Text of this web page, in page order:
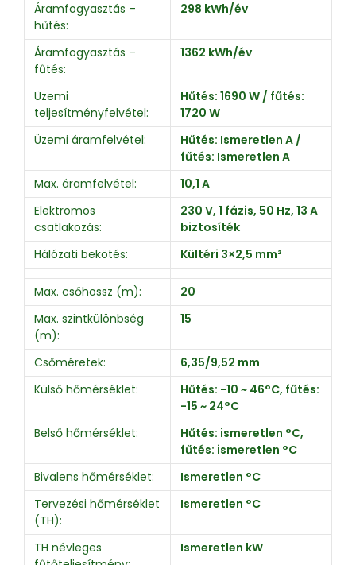
Áramfogyasztás –
hűtés:
298 kWh/év
Áramfogyasztás –
fűtés:
1362 kWh/év
Üzemi
teljesítményfelvétel:
Hűtés: 1690 W / fűtés:
1720 W
Üzemi áramfelvétel:
Hűtés: Ismeretlen A /
fűtés: Ismeretlen A
Max. áramfelvétel:
10,1 A
Elektromos
csatlakozás:
230 V, 1 fázis, 50 Hz, 13 A
biztosíték
Hálózati bekötés:
Kültéri 3×2,5 mm²
Max. csőhossz (m):
20
Max. szintkülönbség
(m):
15
Csőméretek:
6,35/9,52 mm
Külső hőmérséklet:
Hűtés: -10 ~ 46°C, fűtés:
-15 ~ 24°C
Belső hőmérséklet:
Hűtés: ismeretlen °C,
fűtés: ismeretlen °C
Bivalens hőmérséklet:
Ismeretlen °C
Tervezési hőmérséklet
(TH):
Ismeretlen °C
TH névleges
Ismeretlen kW